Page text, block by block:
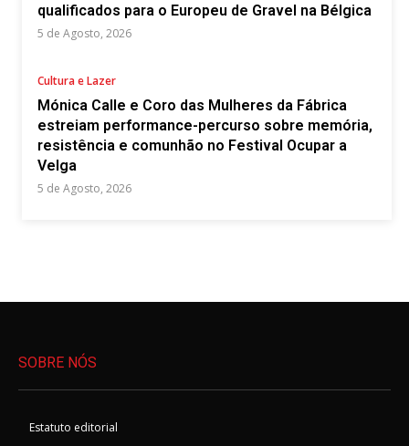
qualificados para o Europeu de Gravel na Bélgica
5 de Agosto, 2026
Cultura e Lazer
Mónica Calle e Coro das Mulheres da Fábrica
estreiam performance-percurso sobre memória,
resistência e comunhão no Festival Ocupar a
Velga
5 de Agosto, 2026
SOBRE NÓS
Estatuto editorial